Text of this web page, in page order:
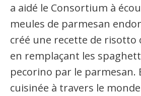
a aidé le Consortium à
meules de parmesan
créé une recette de risotto
en remplaçant les
pecorino par le parmesan.
cuisinée à travers le